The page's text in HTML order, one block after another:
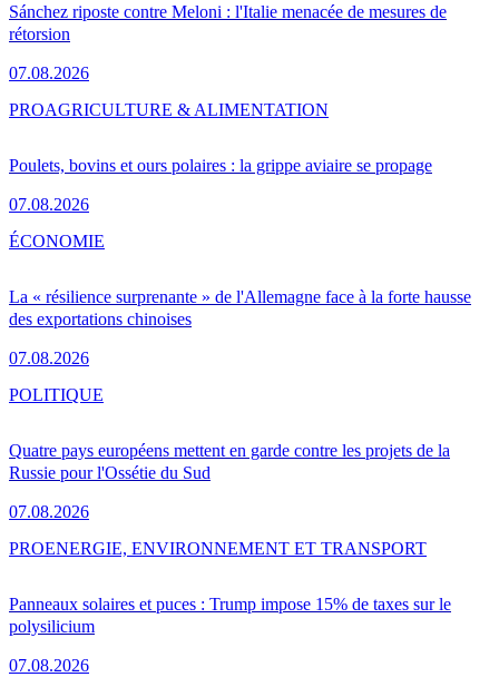
Sánchez riposte contre Meloni : l'Italie menacée de mesures de
rétorsion
07.08.2026
Poulets, bovins et ours polaires : la grippe aviaire se propage
07.08.2026
PROAGRICULTURE & ALIMENTATION
La « résilience surprenante » de l'Allemagne face à la forte hausse
des exportations chinoises
07.08.2026
ÉCONOMIE
Quatre pays européens mettent en garde contre les projets de la
Russie pour l'Ossétie du Sud
07.08.2026
POLITIQUE
Panneaux solaires et puces : Trump impose 15% de taxes sur le
polysilicium
07.08.2026
PROENERGIE, ENVIRONNEMENT ET TRANSPORT